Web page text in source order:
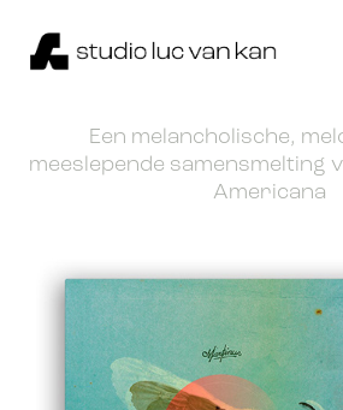
Een melancholische,
meeslepende samensmelting
Americana